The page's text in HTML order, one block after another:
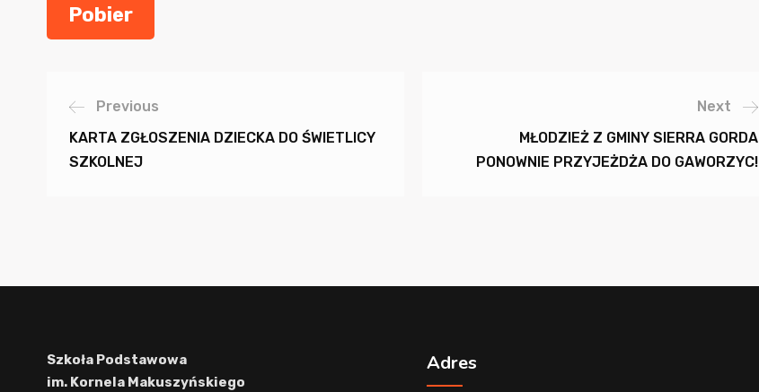
Pobier
Previous
KARTA ZGŁOSZENIA DZIECKA DO ŚWIETLICY
SZKOLNEJ
Next
MŁODZIEŻ Z GMINY SIERRA GORDA
PONOWNIE PRZYJEŻDŻA DO GAWORZYC!
Szkoła Podstawowa
im. Kornela Makuszyńskiego
Adres